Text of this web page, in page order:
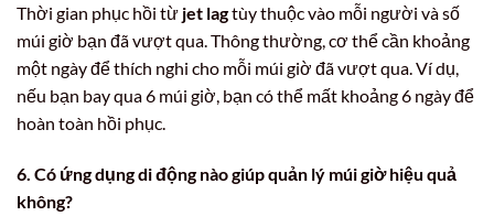
Thời gian phục hồi từ jet lagtùy thuộc vào mỗi người và số
múi giờ bạn đã vượt qua. Thông thường, cơ thể cần khoảng
một ngày để thích nghi cho mỗi múi giờ đã vượt qua. Ví dụ,
nếu bạn bay qua 6 múi giờ, bạn có thể mất khoảng 6 ngày để
hoàn toàn hồi phục.
6. Có ứng dụng di động nào giúp quản lý múi giờ hiệu quả
không?